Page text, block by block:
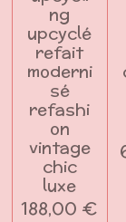
ng
upcyclé
refait
moderni
sé
refashi
on
vintage
chic
luxe
188,00 €